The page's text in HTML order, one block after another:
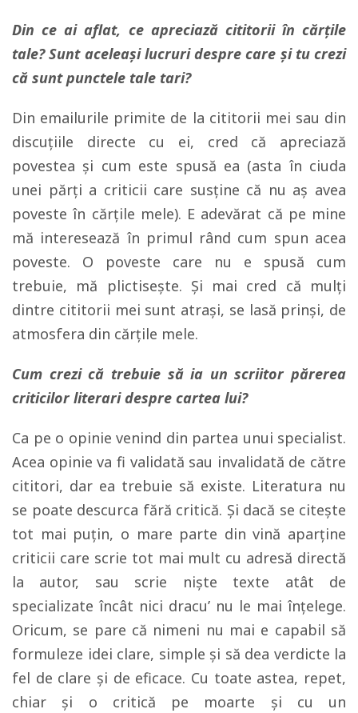
Din ce ai aflat, ce apreciază cititorii în cărțile
tale? Sunt aceleași lucruri despre care și tu crezi
că sunt punctele tale tari?
Din emailurile primite de la cititorii mei sau din
discuțiile directe cu ei, cred că apreciază
povestea și cum este spusă ea (asta în ciuda
unei părți a criticii care susține că nu aș avea
poveste în cărțile mele). E adevărat că pe mine
mă interesează în primul rând cum spun acea
poveste. O poveste care nu e spusă cum
trebuie, mă plictisește. Și mai cred că mulți
dintre cititorii mei sunt atrași, se lasă prinși, de
atmosfera din cărțile mele.
Cum crezi că trebuie să ia un scriitor părerea
criticilor literari despre cartea lui?
Ca pe o opinie venind din partea unui specialist.
Acea opinie va fi validată sau invalidată de către
cititori, dar ea trebuie să existe. Literatura nu
se poate descurca fără critică. Și dacă se citește
tot mai puțin, o mare parte din vină aparține
criticii care scrie tot mai mult cu adresă directă
la autor, sau scrie niște texte atât de
specializate încât nici dracu’ nu le mai înțelege.
Oricum, se pare că nimeni nu mai e capabil să
formuleze idei clare, simple și să dea verdicte la
fel de clare și de eficace. Cu toate astea, repet,
chiar și o critică pe moarte și cu un